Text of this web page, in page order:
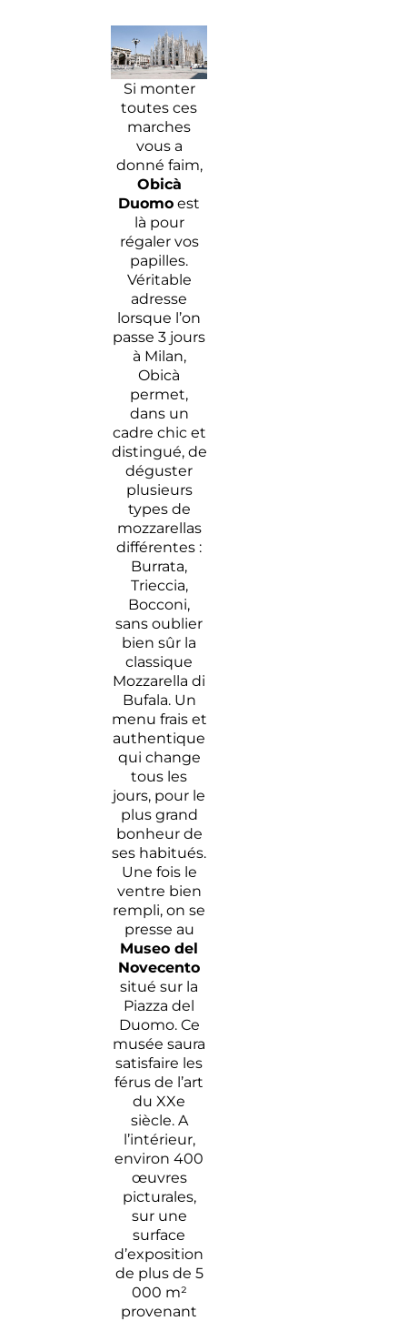
Si monter
toutes ces
marches
vous a
donné faim,
Obicà
Duomo est
là pour
régaler vos
papilles.
Véritable
adresse
lorsque l’on
passe 3 jours
à Milan,
Obicà
permet,
dans un
cadre chic et
distingué, de
déguster
plusieurs
types de
mozzarellas
différentes :
Burrata,
Trieccia,
Bocconi,
sans oublier
bien sûr la
classique
Mozzarella di
Bufala. Un
menu frais et
authentique
qui change
tous les
jours, pour le
plus grand
bonheur de
ses habitués.
Une fois le
ventre bien
rempli, on se
presse au
Museo del
Novecento
situé sur la
Piazza del
Duomo. Ce
musée saura
satisfaire les
férus de l’art
du XXe
siècle. A
l’intérieur,
environ 400
œuvres
picturales,
sur une
surface
d’exposition
de plus de 5
000 m²
provenant